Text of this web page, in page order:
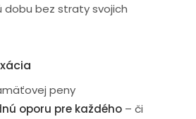
dobu bez straty svojich
peny
oporu pre každého– či